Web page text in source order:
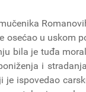
osećao u uskom
bila je tuđa
i
ispovedao